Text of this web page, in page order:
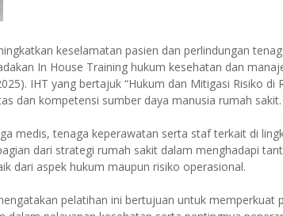
keselamatan pasien dan perlindungan
In House Training hukum kesehatan dan
IHT yang bertajuk “Hukum dan Mitigasi Risiko di
dan kompetensi sumber daya manusia rumah sakit.
medis, tenaga keperawatan serta staf terkait di
dari strategi rumah sakit dalam menghadapi
dari aspek hukum maupun risiko operasional.
pelatihan ini bertujuan untuk memperkuat